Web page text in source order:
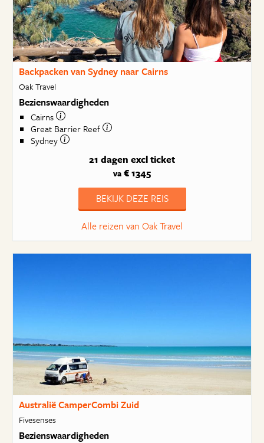
Backpacken van Sydney naar Cairns
Oak Travel
Bezienswaardigheden
Cairns
Great Barrier Reef
Sydney
21 dagen excl ticket
va € 1345
BEKIJK DEZE REIS
Alle reizen van Oak Travel
Australië CamperCombi Zuid
Fivesenses
Bezienswaardigheden